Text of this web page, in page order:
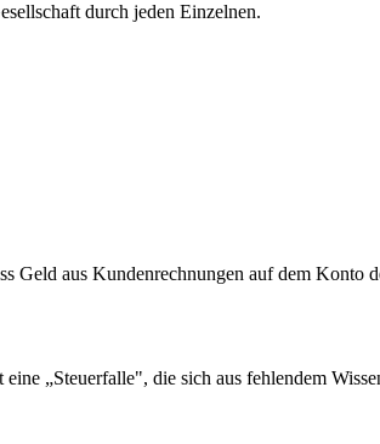
durch jeden Einzelnen.
Geld aus Kundenrechnungen auf dem Konto
„Steuerfalle", die sich aus fehlendem